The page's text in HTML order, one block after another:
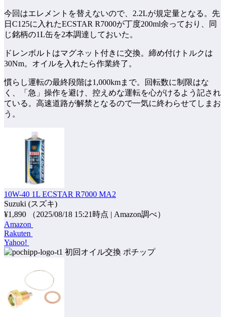
今回はエレメントを替えないので、2.2Lが規定量となる。先
日C125に入れたECSTAR R7000が丁度200ml余っており、同
じ銘柄の1L缶を2本調達しておいた。
ドレンボルトはマグネット付きに交換。締め付けトルクは
30Nm。オイルを入れたら作業終了。
慣らし運転の最終段階は1,000kmまで。回転数に制限はな
く、「急」操作を避け、控えめな運転を心がけるよう記され
ている。高速道路が解禁となるので一気に終わらせてしまお
う。
10W-40 1L ECSTAR R7000 MA2
Suzuki (スズキ)
¥1,890
（2025/08/18 15:21時点 | Amazon調べ）
Amazon
Rakuten
Yahoo!
ポチップ